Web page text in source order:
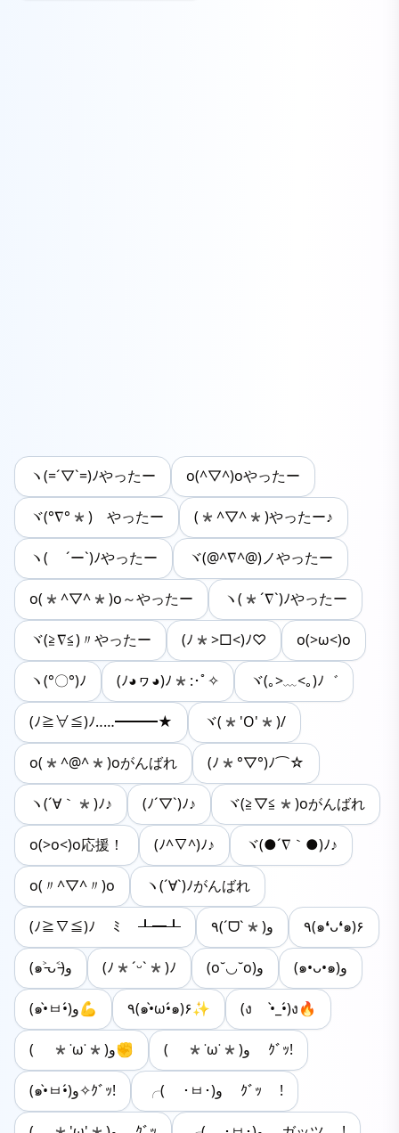
ヽ(=´▽`=)ﾉやったー o(^▽^)oやったー
ヾ(°∇°*)ゞやったー (*^▽^*)やったー♪
ヽ( ´ー`)ﾉやったー ヾ(@^∇^@)ノやったー
o(*^▽^*)o～やったー ヽ(*´∇`)ﾉやったー
ヾ(≧∇≦)〃やったー (ﾉ*>□<)ﾉ♡ o(>ω<)o
ヽ(°〇°)ﾉ (ﾉ◕ヮ◕)ﾉ*:･ﾟ✧ ヾ(｡>﹏<｡)ﾉ゛
(ﾉ≧∀≦)ﾉ‥…━━━★ ヾ(*'O'*)/
o(*^@^*)oがんばれ (ﾉ*°▽°)ﾉ⌒☆
ヽ(´∀｀*)ﾉ♪ (ﾉ´▽`)ﾉ♪ ヾ(≧▽≦*)oがんばれ
o(>o<)o応援！ (ﾉ^∇^)ﾉ♪ ヾ(●´∇｀●)ﾉ♪
o(〃^▽^〃)o ヽ(´∀`)ﾉがんばれ
(ﾉ≧∇≦)ﾉ ﾐ ┸━┸ ٩(ˊᗜˋ*)و ٩(๑❛ᴗ❛๑)۶
(๑˃̵ᴗ˂̵)و (ﾉ*ˊᵕˋ*)ﾉ (o˘◡˘o)و (๑•ᴗ•๑)و
(๑•̀ㅂ•́)و💪 ٩(๑•̀ω•́๑)۶✨ (ง •̀_•́)ง🔥
( *˙ω˙*)و✊ ( *˙ω˙*)و ｸﾞｯ!
(๑•̀ㅂ•́)و✧ｸﾞｯ! ╭( ･ㅂ･)و ｸﾞｯ !